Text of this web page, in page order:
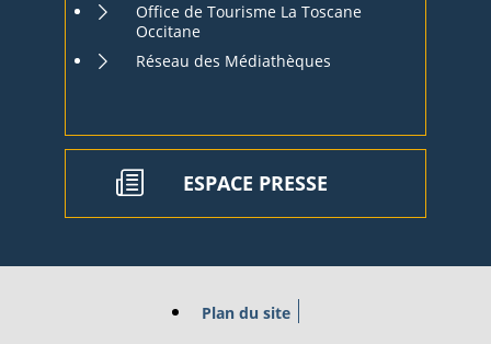
Office de Tourisme La Toscane
Occitane
Réseau des Médiathèques
ESPACE PRESSE
Plan du site